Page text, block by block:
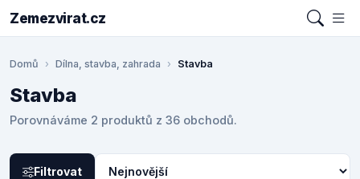
Zemezvirat.cz
Domů Dílna, stavba, zahrada Stavba
Stavba
Porovnáváme 2 produktů z 36 obchodů.
Filtrovat